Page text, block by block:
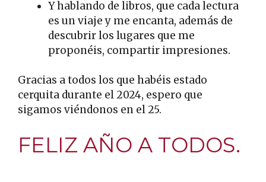
Y hablando de libros, que cada lectura
es un viaje y me encanta, además de
descubrir los lugares que me
proponéis, compartir impresiones.
Gracias a todos los que habéis estado
cerquita durante el 2024, espero que
sigamos viéndonos en el 25.
FELIZ AÑO A TODOS.